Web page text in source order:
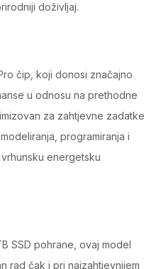
doživljaj.
čip, koji donosi značajno
u odnosu na prethodne
za zahtjevne zadatke
programiranja i
energetsku
SSD pohrane, ovaj model
rad čak i pri najzahtjevnijem